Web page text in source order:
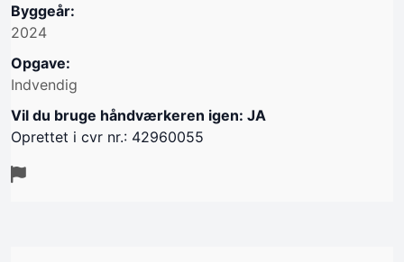
Byggeår:
2024
Opgave:
Indvendig
Vil du bruge håndværkeren igen: JA
Oprettet i cvr nr.: 42960055